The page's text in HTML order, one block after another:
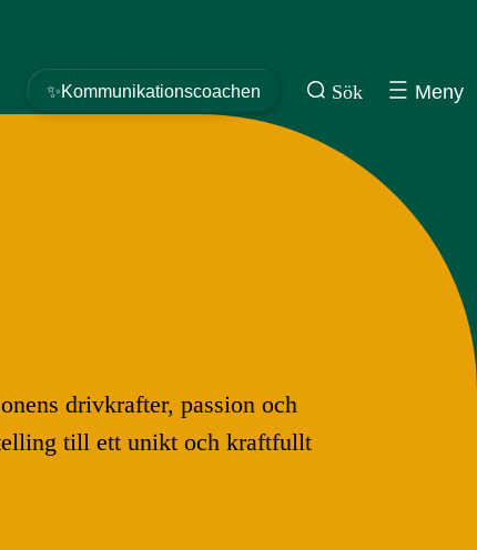
✨Kommunikationscoachen Sök Meny
drivkrafter, passion och
till ett unikt och kraftfullt